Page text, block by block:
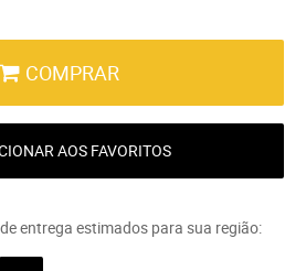
COMPRAR
AOS FAVORITOS
entrega estimados para sua região: